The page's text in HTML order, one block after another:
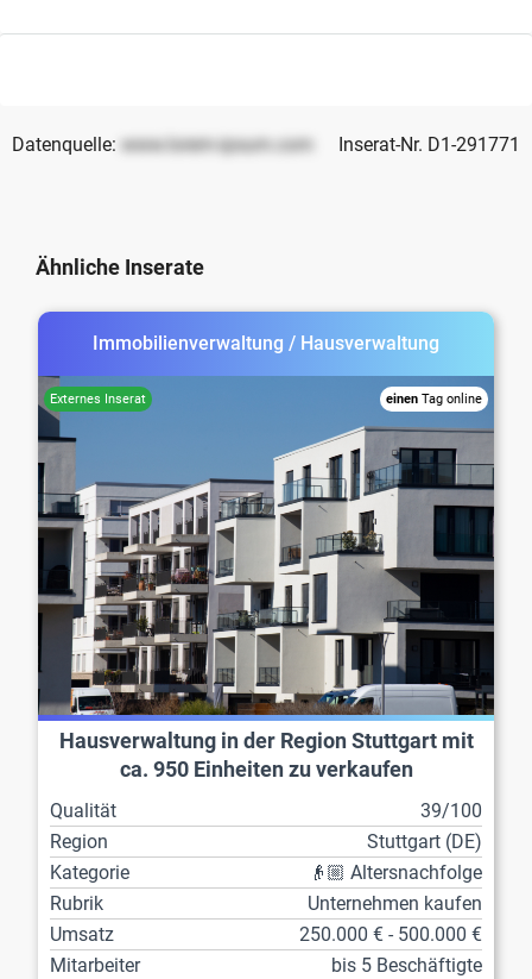
Datenquelle: www.lorem-ipsum.com Inserat-Nr. D1-291771
Ähnliche Inserate
Immobilienverwaltung / Hausverwaltung
einen Tag online
Hausverwaltung in der Region Stuttgart mit
ca. 950 Einheiten zu verkaufen
Qualität
39/100
Region
Stuttgart (DE)
Kategorie
👴🏼 Altersnachfolge
Rubrik
Unternehmen kaufen
Umsatz
250.000 € - 500.000 €
Mitarbeiter
bis 5 Beschäftigte